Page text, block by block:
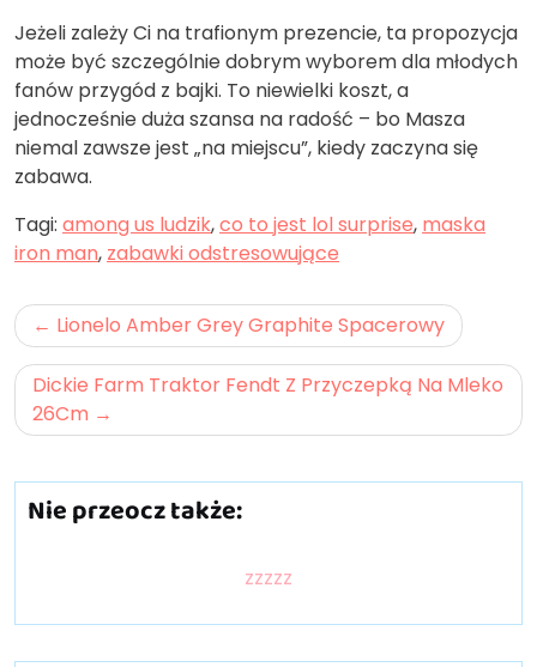
Jeżeli zależy Ci na trafionym prezencie, ta propozycja
może być szczególnie dobrym wyborem dla młodych
fanów przygód z bajki. To niewielki koszt, a
jednocześnie duża szansa na radość – bo Masza
niemal zawsze jest „na miejscu”, kiedy zaczyna się
zabawa.
Tagi: among us ludzik,co to jest lol surprise, maska
iron man, zabawki odstresowujące
Nawigacja
wpisu
Lionelo Amber Grey Graphite Spacerowy
Dickie Farm Traktor Fendt Z Przyczepką Na Mleko
26Cm
Nie przeocz także:
zzzzz